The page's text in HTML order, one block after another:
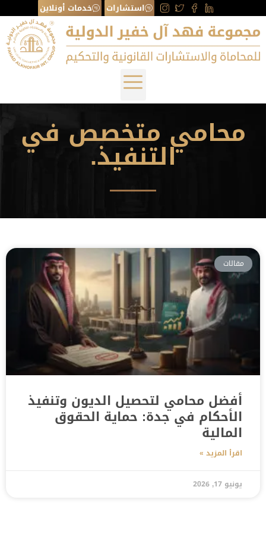
استشارات خدمات أونلاين
محامي متخصص في
التنفيذ.
مقالات
أفضل محامي لتحصيل الديون وتنفيذ
الأحكام في جدة: حماية الحقوق
المالية
اقرأ المزيد »
يونيو 17, 2026